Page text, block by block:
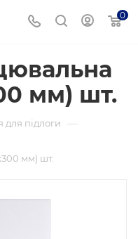
0
мм) шт.
для підлоги —
мм) шт.